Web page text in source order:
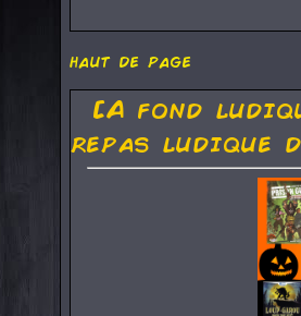
haut de page
[A fond
repas ludique